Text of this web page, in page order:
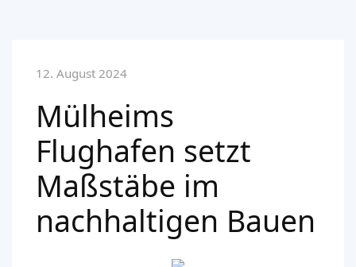
12. August 2024
Mülheims
Flughafen setzt
Maßstäbe im
nachhaltigen Bauen